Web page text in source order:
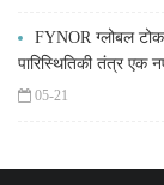
FYNOR ग्लोबल
पारिस्थितिकी तंत्र एक
05-21